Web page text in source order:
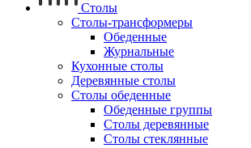
Столы
Столы-трансформеры
Обеденные
Журнальные
Кухонные столы
Деревянные столы
Столы обеденные
Обеденные группы
Столы деревянные
Столы стеклянные